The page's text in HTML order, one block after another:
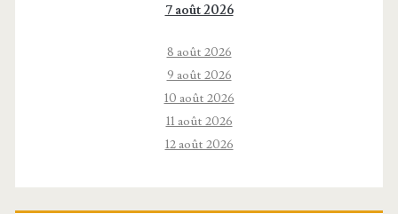
7 août 2026
8 août 2026
9 août 2026
10 août 2026
11 août 2026
12 août 2026